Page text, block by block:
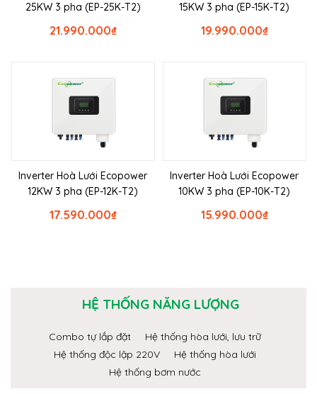
25KW 3 pha (EP-25K-T2)
₫
21.990.000
15KW 3 pha (EP-15K-T2)
₫
19.990.000
Inverter Hoà Lưới Ecopower
12KW 3 pha (EP-12K-T2)
₫
17.590.000
Inverter Hoà Lưới Ecopower
10KW 3 pha (EP-10K-T2)
₫
15.990.000
HỆ THỐNG NĂNG LƯỢNG
Combo tự lắp đặt
Hệ thống hòa lưới, lưu trữ
Hệ thống độc lập 220V
Hệ thống hòa lưới
Hệ thống bơm nước